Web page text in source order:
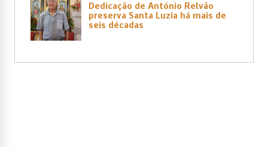
Dedicação de António Relvão
preserva Santa Luzia há mais de
seis décadas